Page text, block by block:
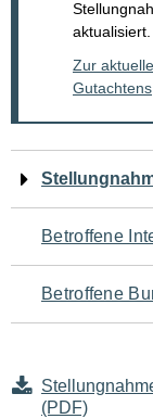
aktualisiert.
Zur
Gutachtens
für
den
Betroffene
Betroffene
(PDF)